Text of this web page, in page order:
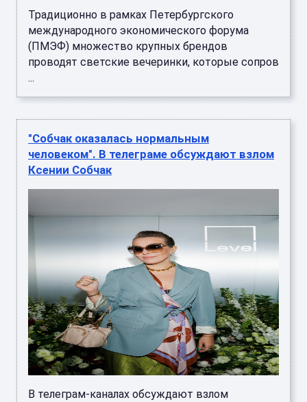
Традиционно в рамках Петербургского
международного экономического форума
(ПМЭФ) множество крупных брендов
проводят светские вечеринки, которые сопров
...
"Собчак оказалась нормальным
человеком". В телеграме обсуждают взлом
Ксении Собчак
В телеграм-каналах обсуждают взлом